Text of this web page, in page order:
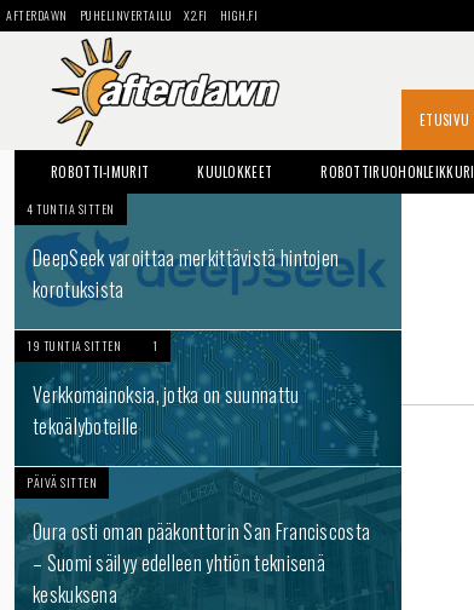
AFTERDAWN PUHELINVERTAILU X2.FI HIGH.FI
ETUSIVU
ROBOTTI-IMURIT KUULOKKEET ROBOTTIRUOHONLEIKKURI
4 TUNTIA SITTEN
DeepSeek varoittaa merkittävistä hintojen
korotuksista
19 TUNTIA SITTEN 1
Verkkomainoksia, jotka on suunnattu
tekoälyboteille
PÄIVÄ SITTEN
Oura osti oman pääkonttorin San Franciscosta
– Suomi säilyy edelleen yhtiön teknisenä
keskuksena